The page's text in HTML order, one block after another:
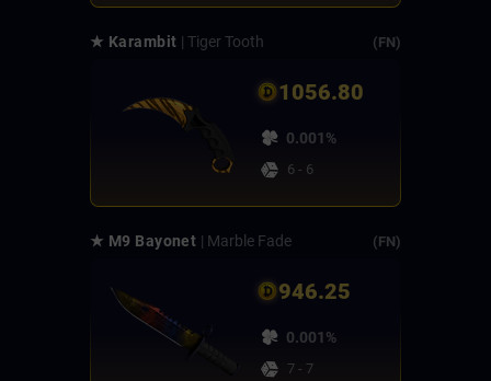
★ Karambit | Tiger Tooth (FN)
1056.80
0.001%
6 - 6
★ M9 Bayonet | Marble Fade (FN)
946.25
0.001%
7 - 7